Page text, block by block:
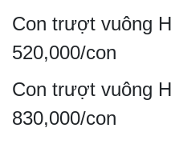
Con trượt vuông
520,000/con
Con trượt vuông
830,000/con